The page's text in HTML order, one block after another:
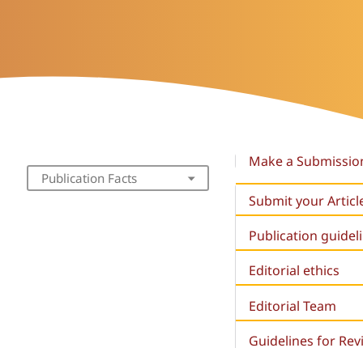
Publication Facts
Make a
Submit your
Publication
Editorial ethics
Editorial Team
Guidelines for